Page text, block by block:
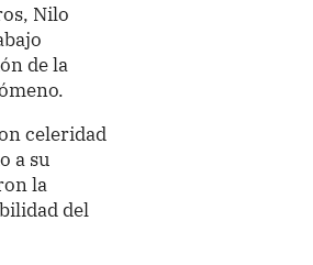
Nilo
de la
celeridad
a su
la
del